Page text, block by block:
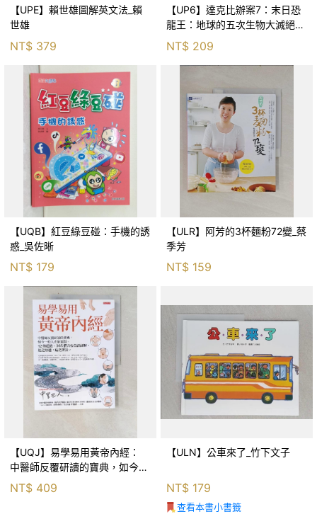
【UPE】賴世雄圖解英文法_賴
世雄
NT$ 379
【UP6】達克比辦案7：末日恐
龍王：地球的五次生物大滅絕_
胡妙芬
NT$ 209
【UQB】紅豆綠豆碰：手機的誘
惑_吳佐晰
NT$ 179
【ULR】阿芳的3杯麵粉72變_蔡
季芳
NT$ 159
【UQJ】易學易用黃帝內經：
中醫師反覆研讀的寶典，如今一
般人也能實踐。12條經絡、365
個穴位白話詳解，經之所過，病
NT$ 409
【ULN】公車來了_竹下文子
NT$ 179
查看本書小書籤